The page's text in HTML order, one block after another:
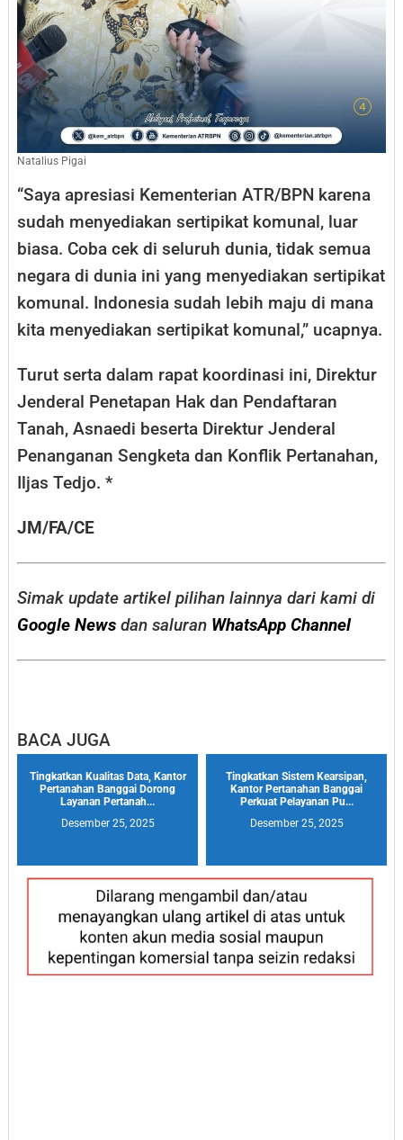
Natalius Pigai
“Saya apresiasi Kementerian ATR/BPN karena
sudah menyediakan sertipikat komunal, luar
biasa. Coba cek di seluruh dunia, tidak semua
negara di dunia ini yang menyediakan sertipikat
komunal. Indonesia sudah lebih maju di mana
kita menyediakan sertipikat komunal,” ucapnya.
Turut serta dalam rapat koordinasi ini, Direktur
Jenderal Penetapan Hak dan Pendaftaran
Tanah, Asnaedi beserta Direktur Jenderal
Penanganan Sengketa dan Konflik Pertanahan,
Iljas Tedjo. *
JM/FA/CE
Simak update artikel pilihan lainnya dari kami di
Google News dan saluran WhatsApp Channel
BACA JUGA
Tingkatkan Kualitas Data, Kantor
Pertanahan Banggai Dorong
Layanan Pertanah...
Desember 25, 2025
Tingkatkan Sistem Kearsipan,
Kantor Pertanahan Banggai
Perkuat Pelayanan Pu...
Desember 25, 2025